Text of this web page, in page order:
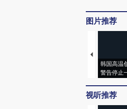
图片推荐
韩国高温
警告停止
视听推荐